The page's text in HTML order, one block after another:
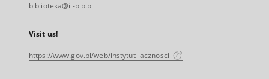
biblioteka@il-pib.pl
Visit us!
https://www.gov.pl/web/instytut-lacznosci